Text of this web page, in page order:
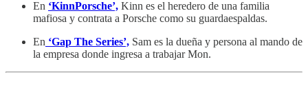
En ‘KinnPorsche’, Kinn es el heredero de una familia
mafiosa y contrata a Porsche como su guardaespaldas.
En ‘Gap The Series’, Sam es la dueña y persona al mando de
la empresa donde ingresa a trabajar Mon.